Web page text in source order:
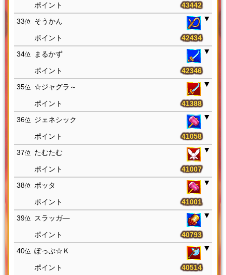
43442
33位 そうかん
42434
34位 まるかず
42346
35位 ☆ジャグラ～
41388
36位 ジェネシック
41058
37位 たむたむ
41007
38位 ポッタ
41001
39位 スラッガ―
40793
40位 ぽっぷ☆Ｋ
40514